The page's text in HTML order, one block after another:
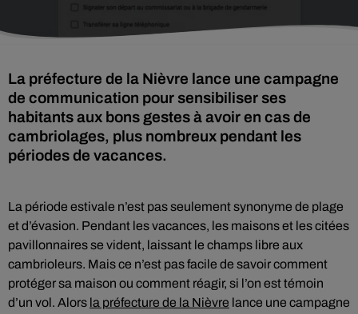
La préfecture de la Nièvre lance une campagne
de communication pour sensibiliser ses
habitants aux bons gestes à avoir en cas de
cambriolages, plus nombreux pendant les
périodes de vacances.
La période estivale n’est pas seulement synonyme de plage
et d’évasion. Pendant les vacances, les maisons et les citées
pavillonnaires se vident, laissant le champs libre aux
cambrioleurs. Mais ce n’est pas facile de savoir comment
protéger sa maison ou comment réagir, si l’on est témoin
d’un vol. Alors la préfecture de la Nièvre lance une campagne